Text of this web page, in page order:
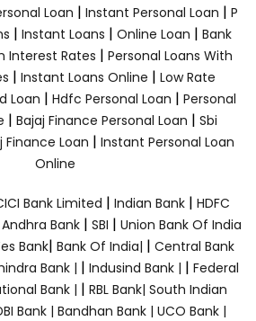
Loan | Instant Personal Loan | P
| Instant Loans | Online Loan | Bank
Interest Rates | Personal Loans With
| Instant Loans Online | Low Rate
Loan | Hdfc Personal Loan | Personal
| Bajaj Finance Personal Loan | Sbi
Finance Loan | Instant Personal Loan
Online
Bank Limited | Indian Bank | HDFC
Andhra Bank| SBI | Union Bank Of India
Bank| Bank Of India| | Central Bank
Bank | | Indusind Bank | | Federal
Bank | | RBL Bank| South Indian
Bank | Bandhan Bank | UCO Bank |